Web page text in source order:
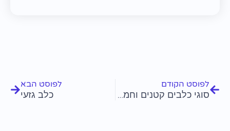
לפוסט הקודם
סוגי כלבים קטנים וחמודים
לפוסט הבא
כלב גזעי